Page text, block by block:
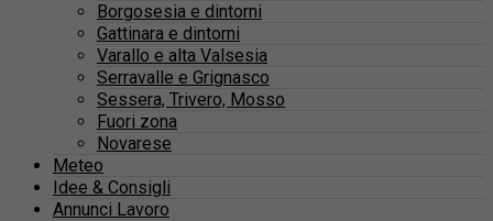
Borgosesia e dintorni
Gattinara e dintorni
Varallo e alta Valsesia
Serravalle e Grignasco
Sessera, Trivero, Mosso
Fuori zona
Novarese
Meteo
Idee & Consigli
Annunci Lavoro